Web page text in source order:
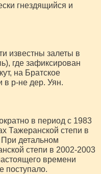
гнездящийся и
известны залеты в
где зафиксирован
на Братское
в р-не дер. Уян.
в период с 1983
Тажеранской степи в
детальном
степи в 2002-2003
времени
поступало.